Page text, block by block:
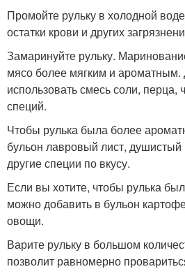
Промойте рульку в холодной
остатки крови и других
Замаринуйте рульку.
мясо более мягким и
использовать смесь соли, перца,
специй.
Чтобы рулька была более
бульон лавровый лист,
другие специи по вкусу.
Если вы хотите, чтобы рулька
можно добавить в бульон
овощи.
Варите рульку в большом
позволит равномерно